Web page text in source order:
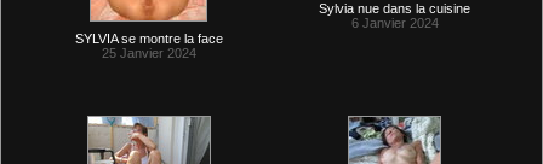
SYLVIA se montre la face
25 Janvier 2024
Sylvia nue dans la cuisine
6 Janvier 2024